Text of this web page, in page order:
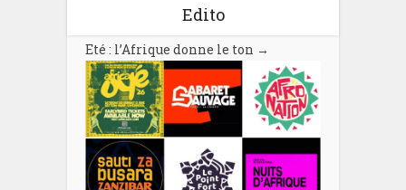
Edito
Eté : l’Afrique donne le ton →